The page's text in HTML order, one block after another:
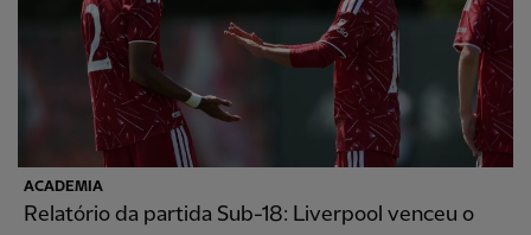
ACADEMIA
Relatório da partida Sub-18: Liverpool venceu o